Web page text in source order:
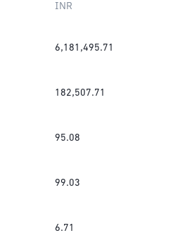
INR
6,181,495.71
182,507.71
95.08
99.03
6.71